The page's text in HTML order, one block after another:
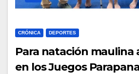
CRÓNICA DEPORTES
Para natación
en los Juegos